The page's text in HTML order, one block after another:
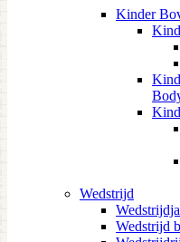
Kinder
Wedstrijd
Wedstrijd